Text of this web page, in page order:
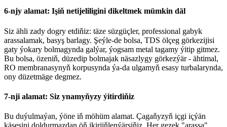
6-njy alamat: Işiň netijeliligini dikeltmek mümkin däl
Siz ähli zady dogry etdiňiz: täze süzgüçler, professional gabyk
arassalamak, basyş barlagy. Şeýle-de bolsa, TDS ölçeg görkezijisi
gaty ýokary bolmagynda galýar, ýogsam metal tagamy ýitip gitmez.
Bu bolsa, özeniň, düzedip bolmajak näsazlygy görkezýär - ähtimal,
RO membranasynyň korpusynda ýa-da ulgamyň esasy turbalarynda,
ony düzetmäge degmez.
7-nji alamat: Siz ynamyňyzy ýitirdiňiz
Bu duýulmaýan, ýöne iň möhüm alamat. Çagaňyzyň içgi içýän
käsesini doldurmazdan öň ikirjiňlenýärsiňiz. Her gezek "arassa"